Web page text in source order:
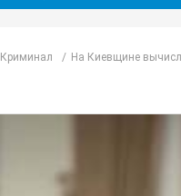
Криминал На Киевщине